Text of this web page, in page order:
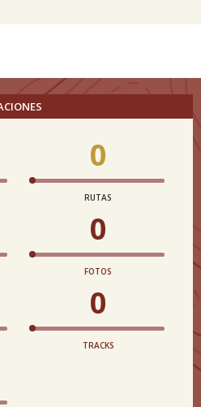
0
RUTAS
0
FOTOS
0
TRACKS